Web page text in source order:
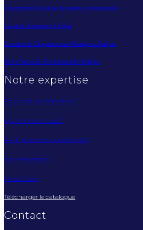
Conception & location de stands professionnels
Location chapiteaux Abidjan
Location de Chapiteau pour Mariage à Abidjan
Devis Structure Événementielle Abidjan
Notre expertise
Pourquoi Ayuf Holding ?
Qui sommes-nous ?
AYUF architecture éphémère
Nos réalisations
Mediaroom
Télécharger le catalogue
Contact